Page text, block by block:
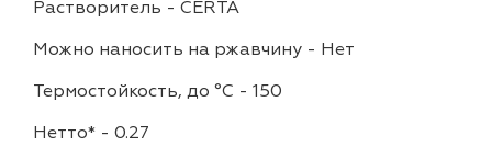
Растворитель - CERTA
Можно наносить на ржавчину - Нет
Термостойкость, до °C - 150
Нетто* - 0.27